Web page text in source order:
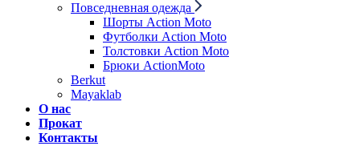
Повседневная одежда
Шорты Action Moto
Футболки Action Moto
Толстовки Action Moto
Брюки ActionMoto
Berkut
Mayaklab
О нас
Прокат
Контакты